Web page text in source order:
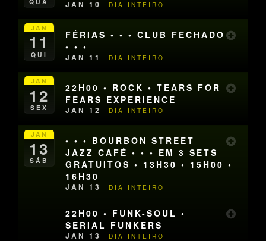
JAN 10 DIA INTEIRO
JAN
11
QUI
FÉRIAS • • • CLUB FECHADO
• • •
JAN 11 DIA INTEIRO
JAN
12
SEX
22H00 • ROCK • TEARS FOR
FEARS EXPERIENCE
JAN 12 DIA INTEIRO
JAN
13
SÁB
• • • BOURBON STREET
JAZZ CAFÉ • • • EM 3 SETS
GRATUITOS • 13H30 • 15H00 •
16H30
JAN 13 DIA INTEIRO
22H00 • FUNK-SOUL •
SERIAL FUNKERS
JAN 13 DIA INTEIRO